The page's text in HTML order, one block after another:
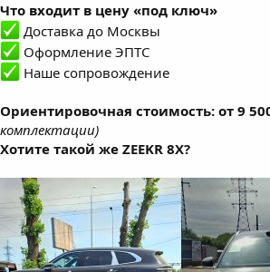
Что входит в цену «под ключ»
Доставка до Москвы
Оформление ЭПТС
Наше сопровождение
Ориентировочная стоимость: от 9
комплектации)
Хотите такой же ZEEKR 8X?